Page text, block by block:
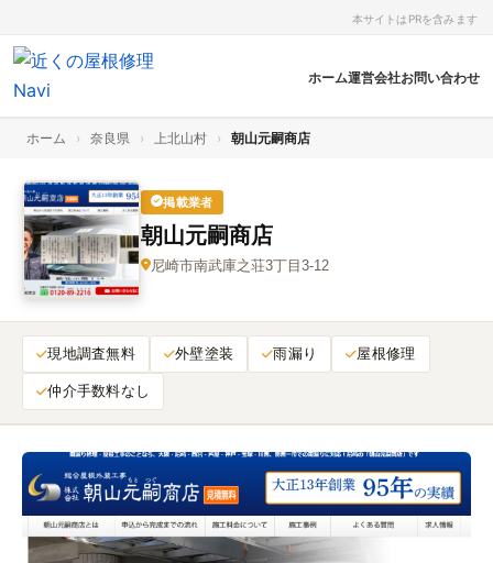
本サイトはPRを含みます
ホーム運営会社お問い合わせ
ホーム › 奈良県 › 上北山村 › 朝山元嗣商店
掲載業者
朝山元嗣商店
尼崎市南武庫之荘3丁目3-12
現地調査無料 外壁塗装 雨漏り 屋根修理
仲介手数料なし